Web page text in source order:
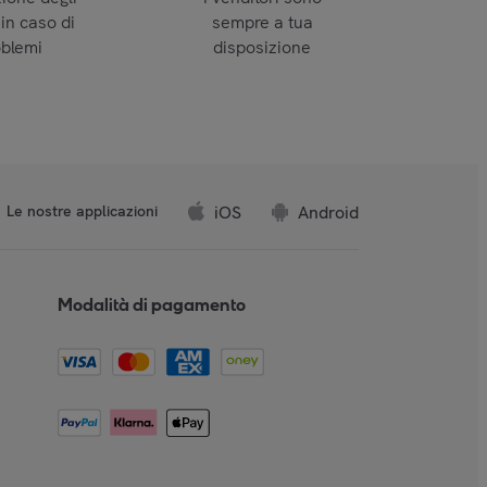
caso di
sempre a tua
disposizione
Le nostre applicazioni iOS Android
Modalità di pagamento